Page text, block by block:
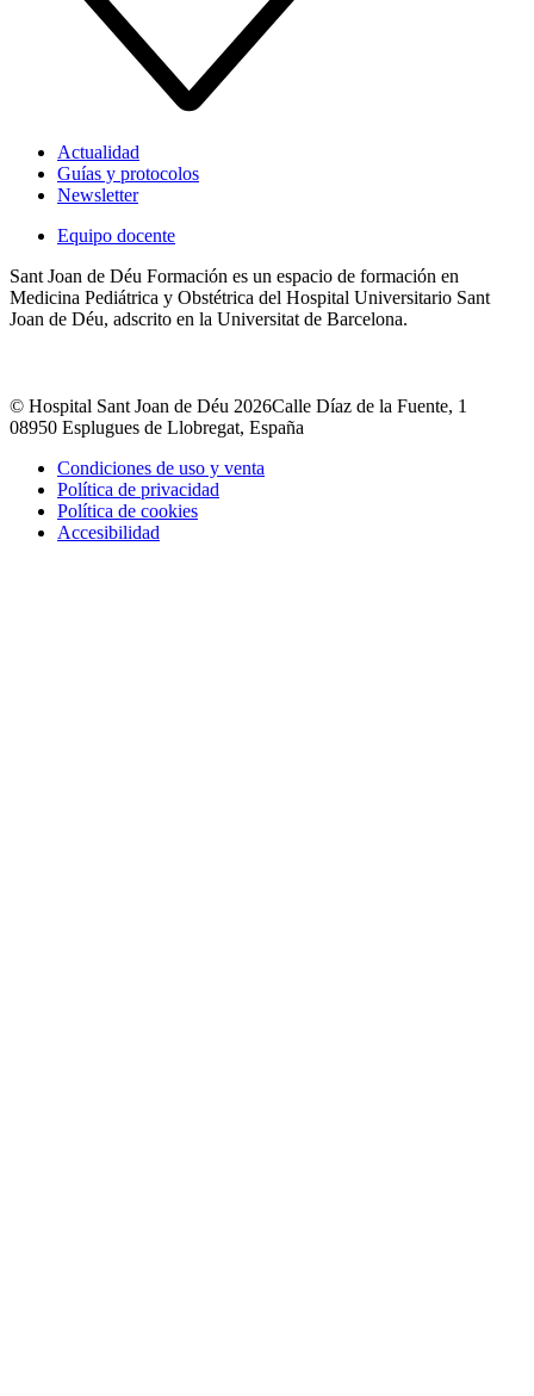
Actualidad
Guías y protocolos
Newsletter
Equipo docente
Sant Joan de Déu Formación es un espacio de formación en
Medicina Pediátrica y Obstétrica del Hospital Universitario Sant
Joan de Déu, adscrito en la Universitat de Barcelona.
© Hospital Sant Joan de Déu 2026Calle Díaz de la Fuente, 1
08950 Esplugues de Llobregat, España
Condiciones de uso y venta
Política de privacidad
Política de cookies
Accesibilidad